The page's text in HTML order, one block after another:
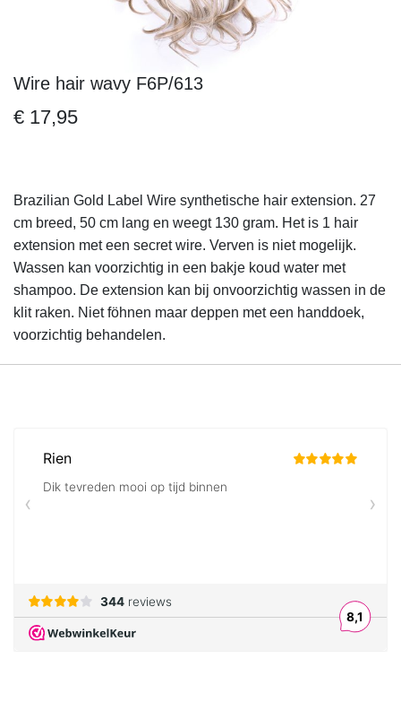
Ga
het
gallerij
Wire hair wavy F6P/613
€ 17,95
Brazilian Gold Label Wire synthetische hair extension. 27
cm breed, 50 cm lang en weegt 130 gram. Het is 1 hair
extension met een secret wire. Verven is niet mogelijk.
Wassen kan voorzichtig in een bakje koud water met
shampoo. De extension kan bij onvoorzichtig wassen in de
klit raken. Niet föhnen maar deppen met een handdoek,
voorzichtig behandelen.